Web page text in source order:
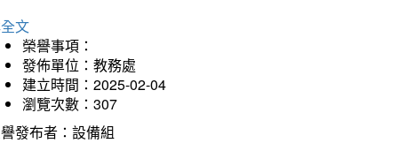
文
榮譽事項：
發佈單位：教務處
建立時間：2025-02-04
瀏覽次數：307
發布者：設備組